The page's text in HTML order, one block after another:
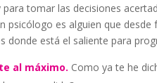
tomar las decisiones
psicólogo es alguien que
donde está el saliente para
al máximo. Como ya te he